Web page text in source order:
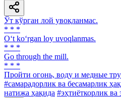
Ўт кўрган лой увоқланмас.
* * *
O‘t ko‘rgan loy uvoqlanmas.
* * *
Go through the mill.
* * *
Пройти огонь, воду и медные
#самарадорлик ва бесамарлик
натижа ҳақида #эҳтиёткорлик ва